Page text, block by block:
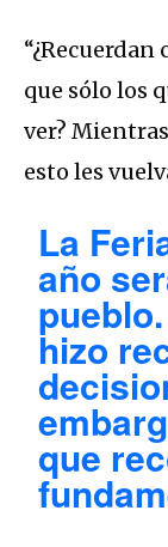
que sólo los
ver?
esto les
La
año
hizo
que